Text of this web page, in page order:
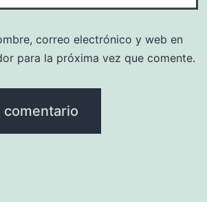
correo electrónico y web en
para la próxima vez que comente.